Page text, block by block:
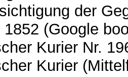
der
1852 (Google
Kurier Nr.
Kurier